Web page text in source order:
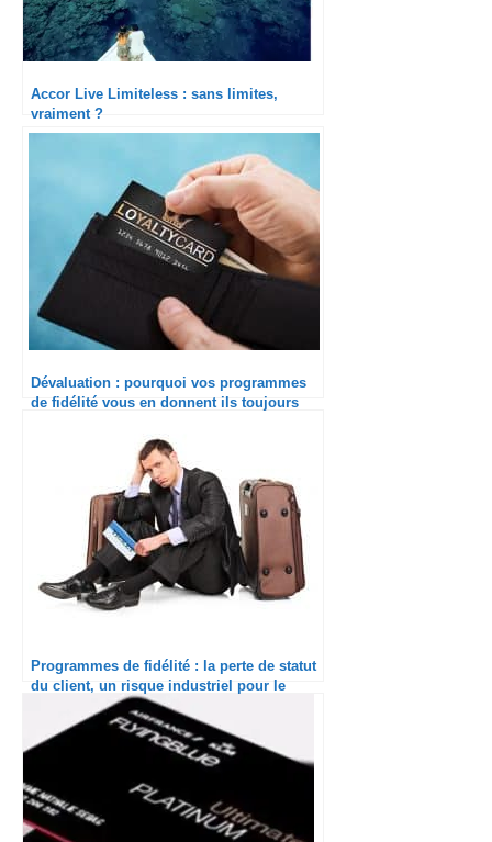
Accor Live Limiteless : sans limites,
vraiment ?
Dévaluation : pourquoi vos programmes
de fidélité vous en donnent ils toujours
Programmes de fidélité : la perte de statut
du client, un risque industriel pour le
secteur du travel